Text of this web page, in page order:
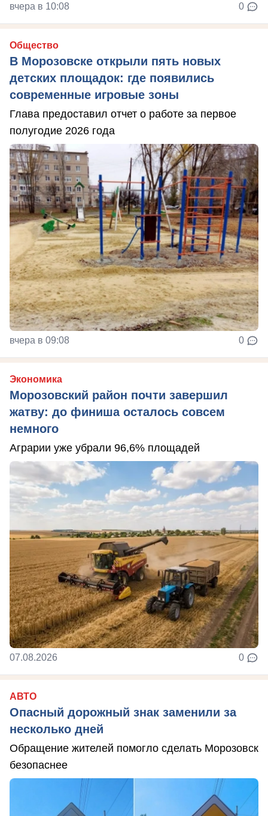
вчера в 10:08 0
Общество
В Морозовске открыли пять новых
детских площадок: где появились
современные игровые зоны
Глава предоставил отчет о работе за первое
полугодие 2026 года
вчера в 09:08 0
Экономика
Морозовский район почти завершил
жатву: до финиша осталось совсем
немного
Аграрии уже убрали 96,6% площадей
07.08.2026 0
АВТО
Опасный дорожный знак заменили за
несколько дней
Обращение жителей помогло сделать Морозовск
безопаснее